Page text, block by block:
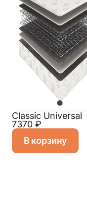
Classiс Universal
7370 ₽
В корзину